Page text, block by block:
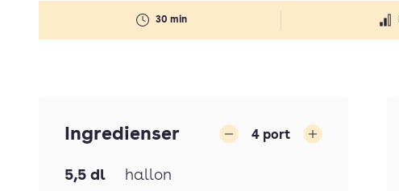
30 min
Ingredienser 4 port
5,5 dl
hallon